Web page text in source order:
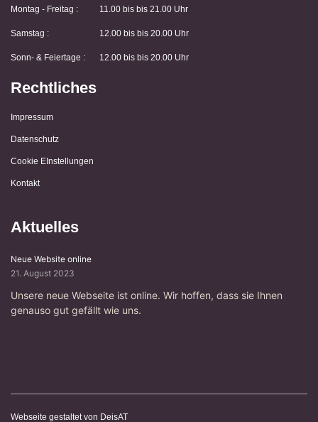
Montag - Freitag :
Samstag :
Sonn- & Feiertage :
11.00 bis bis 21.00 Uhr
12.00 bis bis 20.00 Uhr
12.00 bis bis 20.00 Uhr
Rechtliches
Impressum
Datenschutz
Cookie EInstellungen
Kontakt
Aktuelles
Neue Website online
21. August 2023
Unsere neue Webseite ist online. Wir hoffen, dass sie Ihnen
genauso gut gefällt wie uns.
Webseite gestaltet von DeisAT